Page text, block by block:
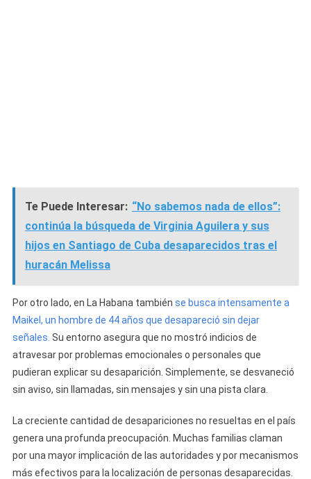
Te Puede Interesar: “No sabemos nada de ellos”:
continúa la búsqueda de Virginia Aguilera y sus
hijos en Santiago de Cuba desaparecidos tras el
huracán Melissa
Por otro lado, en La Habana también se busca intensamente a
Maikel, un hombre de 44 años que desapareció sin dejar
señales. Su entorno asegura que no mostró indicios de
atravesar por problemas emocionales o personales que
pudieran explicar su desaparición. Simplemente, se desvaneció
sin aviso, sin llamadas, sin mensajes y sin una pista clara.
La creciente cantidad de desapariciones no resueltas en el país
genera una profunda preocupación. Muchas familias claman
por una mayor implicación de las autoridades y por mecanismos
más efectivos para la localización de personas desaparecidas.